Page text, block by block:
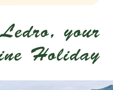
your
Holiday